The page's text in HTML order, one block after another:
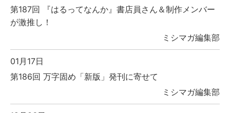
第187回 『はるってなんか』書店員さん＆制作メンバー
が激推し！
ミシマガ編集部
01月17日
第186回 万字固め「新版」発刊に寄せて
ミシマガ編集部